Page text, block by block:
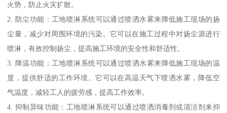
火势，防止火灾扩散。
2. 防尘功能：工地喷淋系统可以通过喷洒水雾来降低施工现场的扬
尘量，减少对周围环境的污染。它可以在施工过程中对扬尘源进行
喷淋，有效控制扬尘，提高施工环境的安全性和舒适性。
3. 降温功能：工地喷淋系统可以通过喷洒水雾来降低施工现场的温
度，提供舒适的工作环境。它可以在高温天气下喷洒水雾，降低空
气温度，减轻工人的疲劳感，提高工作效率。
4. 抑制异味功能：工地喷淋系统可以通过喷洒消毒剂或清洁剂来抑